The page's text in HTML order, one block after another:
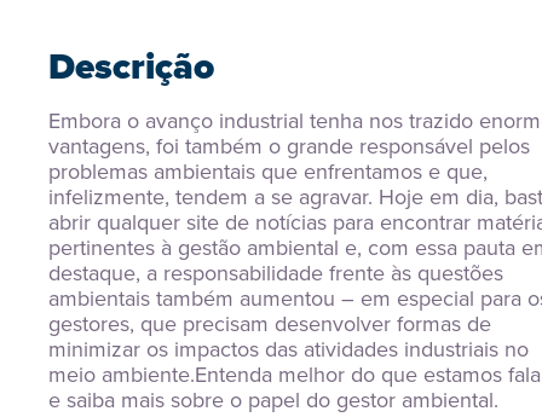
Descrição
Embora o avanço industrial tenha nos trazido
vantagens, foi também o grande responsável pelos
problemas ambientais que enfrentamos e que,
infelizmente, tendem a se agravar. Hoje em dia,
abrir qualquer site de notícias para encontrar
pertinentes à gestão ambiental e, com essa pauta
destaque, a responsabilidade frente às questões
ambientais também aumentou – em especial para
gestores, que precisam desenvolver formas de
minimizar os impactos das atividades industriais no
meio ambiente.Entenda melhor do que estamos
e saiba mais sobre o papel do gestor ambiental.